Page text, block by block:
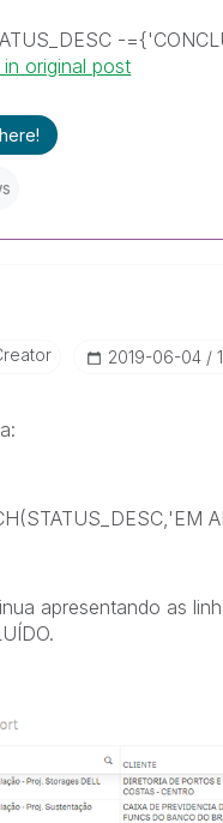
-
original post
‎2019-06-04
apresentando as